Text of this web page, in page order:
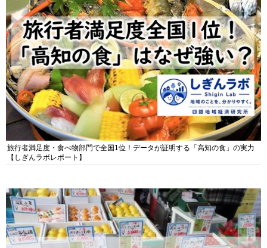
旅行者満足度・食べ物部門で全国1位！データが証明する「高知の食」の実力
【しぎんラボレポート】